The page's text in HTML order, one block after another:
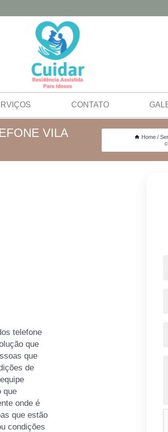
CONTATO
VILA
Home
telefone
que
que
de
que
onde é
que estão
condições